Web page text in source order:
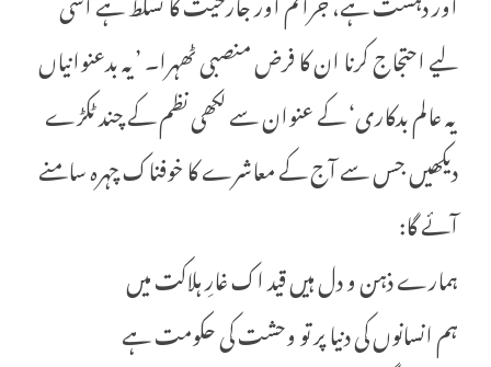
لیے احتجاج کرنا ان کا فرض منصبی ٹھہرا۔ ’یہ بدعنوانیاں
یہ عالم بدکاری‘ کے عنوان سے لکھی نظم کے چند ٹکڑے
دیکھیں جس سے آج کے معاشرے کا خوفناک چہرہ سامنے
آئے گا:
ہمارے ذہن و دل ہیں قید اک غارِ ہلاکت میں
ہم انسانوں کی دنیا پر تو وحشت کی حکومت ہے